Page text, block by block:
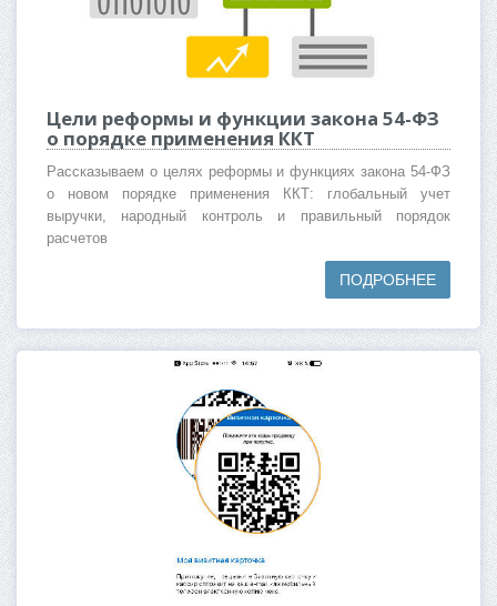
Цели реформы и функции закона 54-ФЗ
о порядке применения ККТ
Рассказываем о целях реформы и функциях закона 54-ФЗ
о новом порядке применения ККТ: глобальный учет
выручки, народный контроль и правильный порядок
расчетов
ПОДРОБНЕЕ